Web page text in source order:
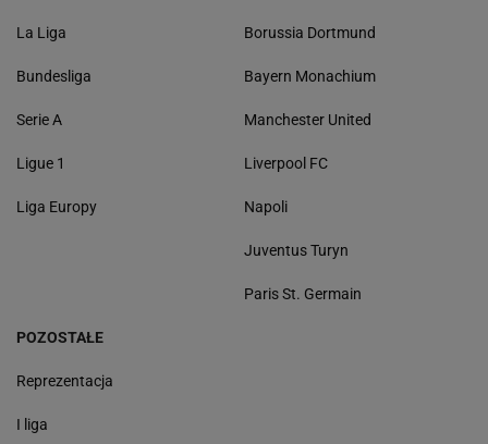
La Liga
Bundesliga
Serie A
Ligue 1
Liga Europy
Borussia Dortmund
Bayern Monachium
Manchester United
Liverpool FC
Napoli
Juventus Turyn
Paris St. Germain
POZOSTAŁE
Reprezentacja
I liga